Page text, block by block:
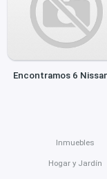
Encontramos 6
Inmuebles
Hogar y Jardín